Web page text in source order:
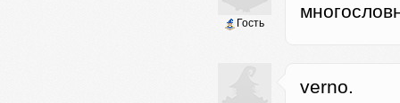
Гость
verno.